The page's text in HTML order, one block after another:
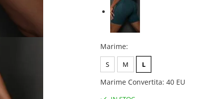
Marime:
S M L
Marime Convertita: 40 EU